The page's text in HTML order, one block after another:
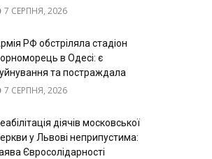
7 СЕРПНЯ, 2026
РФ обстріляла стадіон
в Одесі: є
та постраждала
7 СЕРПНЯ, 2026
діячів московської
у Львові неприпустима:
Євросолідарності